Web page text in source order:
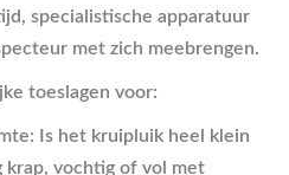
specialistische apparatuur
met zich meebrengen.
toeslagen voor:
Is het kruipluik heel klein
vochtig of vol met